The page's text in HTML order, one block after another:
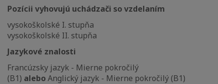
Pozícii vyhovujú uchádzači so vzdelaním
vysokoškolské I. stupňa
vysokoškolské II. stupňa
Jazykové znalosti
Francúzsky jazyk - Mierne pokročilý
(B1) aleboAnglický jazyk - Mierne pokročilý (B1)